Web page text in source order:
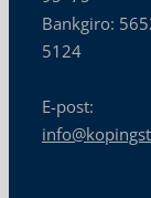
Bankgiro:
5124
E-post: